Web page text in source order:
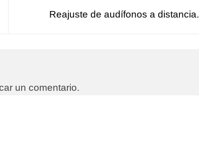
Reajuste de audífonos a distancia.
un comentario.